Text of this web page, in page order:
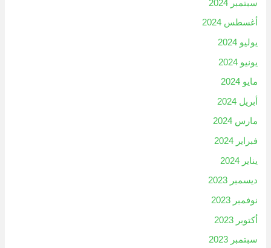
سبتمبر 2024
أغسطس 2024
يوليو 2024
يونيو 2024
مايو 2024
أبريل 2024
مارس 2024
فبراير 2024
يناير 2024
ديسمبر 2023
نوفمبر 2023
أكتوبر 2023
سبتمبر 2023